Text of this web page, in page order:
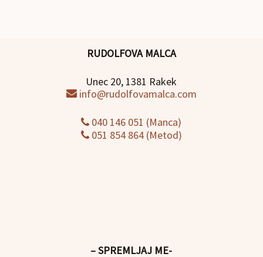
RUDOLFOVA MALCA
Unec 20, 1381 Rakek
info@rudolfovamalca.com
040 146 051 (Manca)
051 854 864 (Metod)
– SPREMLJAJ ME-